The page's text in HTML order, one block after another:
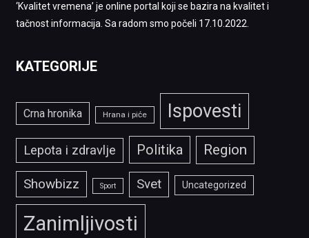
‘Kvalitet vremena’ je online portal koji se bazira na kvalitet i
tačnost informacija. Sa radom smo počeli 17.10.2022.
KATEGORIJE
Crna hronika Hrana i piće Ispovesti
Lepota i zdravlje Politika Region
Showbizz Sport Svet Uncategorized
Zanimljivosti